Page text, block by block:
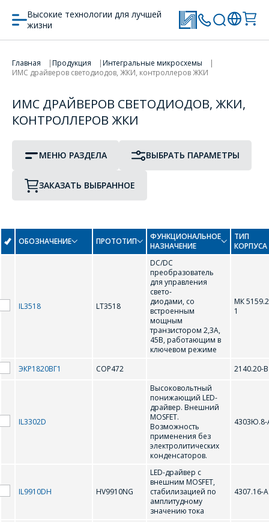
Высокие технологии для лучшей
жизни
Главная Продукция
Интегральные микросхемы
ИМС драйверов светодиодов, ЖКИ, контроллеров ЖКИ
ИМС ДРАЙВЕРОВ СВЕТОДИОДОВ, ЖКИ,
КОНТРОЛЛЕРОВ ЖКИ
МЕНЮ РАЗДЕЛА
Драйверы и контроллеры ЖК-индикаторов
Драйверы плазменных экранов
ВЫБРАТЬ ПАРАМЕТРЫ
ПРОТОТИП ТИП КОРПУСА
AMC7150
B
BCR402U
F
HV9910
HV9921
HV9922 (косвенный)
HV9961
HV9961NG-G
ЗАКАЗАТЬ ВЫБРАННОЕ
ПРОДОЛЖИТЬ ПОКУПКИ
ОБОЗНАЧЕНИЕ ПРОТОТИП
ФУНКЦИОНАЛЬНОЕ
НАЗНАЧЕНИЕ
ТИП
КОРПУСА
IL3518 LT3518
DC/DC
преобразователь
для управления
свето-
диодами, со
встроенным
мощным
транзистором 2,3А,
45В, работающим в
ключевом режиме
МК
1
ЭКР1820ВГ1 СОР472 2140.20-В
IL3302D
Высоковольтный
понижающий LED-
драйвер. Внешний
MOSFET.
Возможность
применения без
электролитических
конденсаторов.
4303Ю.8-
IL9910DH HV9910NG
LED-драйвер с
внешним MOSFET,
стабилизацией по
амплитудному
значению тока
4307.16-А